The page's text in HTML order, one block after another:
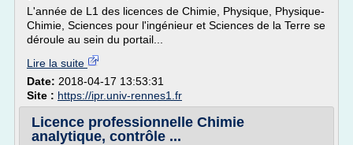
L'année de L1 des licences de Chimie, Physique, Physique-
Chimie, Sciences pour l'ingénieur et Sciences de la Terre se
déroule au sein du portail...
Lire la suite
Date: 2018-04-17 13:53:31
Site : https://ipr.univ-rennes1.fr
Licence professionnelle Chimie
analytique, contrôle ...